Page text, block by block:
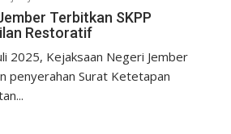
Terbitkan SKPP
Restoratif
2025, Kejaksaan Negeri Jember
penyerahan Surat Ketetapan